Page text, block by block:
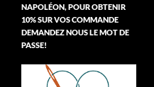
NAPOLÉON, POUR OBTENIR
10% SUR VOS COMMANDE
DEMANDEZ NOUS LE MOT DE
PASSE!